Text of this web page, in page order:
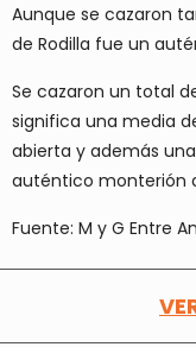
Aunque se cazaron
de Rodilla fue un
Se cazaron un total
significa una media
abierta y además
auténtico monterión
Fuente: M y G Entre